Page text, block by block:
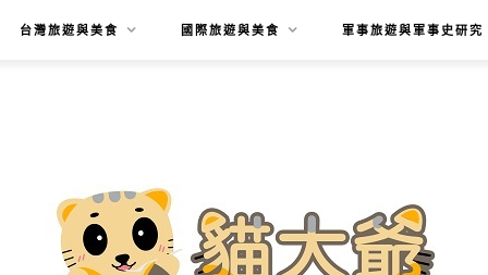
台灣旅遊與美食 國際旅遊與美食 軍事旅遊與軍事史研究